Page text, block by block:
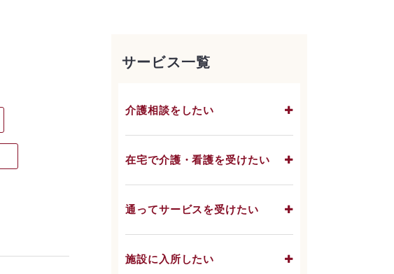
サービス一覧
介護相談をしたい
在宅で介護・看護を受けたい
通ってサービスを受けたい
施設に入所したい